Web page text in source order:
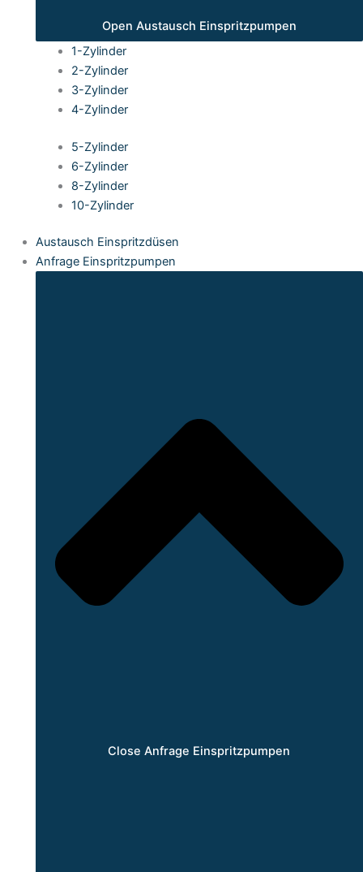
Open Austausch Einspritzpumpen
1-Zylinder
2-Zylinder
3-Zylinder
4-Zylinder
5-Zylinder
6-Zylinder
8-Zylinder
10-Zylinder
Austausch Einspritzdüsen
Anfrage Einspritzpumpen
Close Anfrage Einspritzpumpen